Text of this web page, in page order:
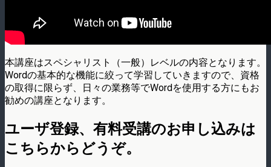
本講座はスペシャリスト（一般）レベルの内容となります。
Wordの基本的な機能に絞って学習していきますので、資格
の取得に限らず、日々の業務等でWordを使用する方にもお
勧めの講座となります。
ユーザ登録、有料受講のお申し込みは
こちらからどうぞ。